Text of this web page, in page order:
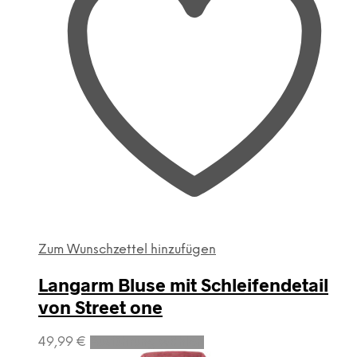
Zum Wunschzettel hinzufügen
Langarm Bluse mit Schleifendetail
von Street one
49,99 €
Dieses